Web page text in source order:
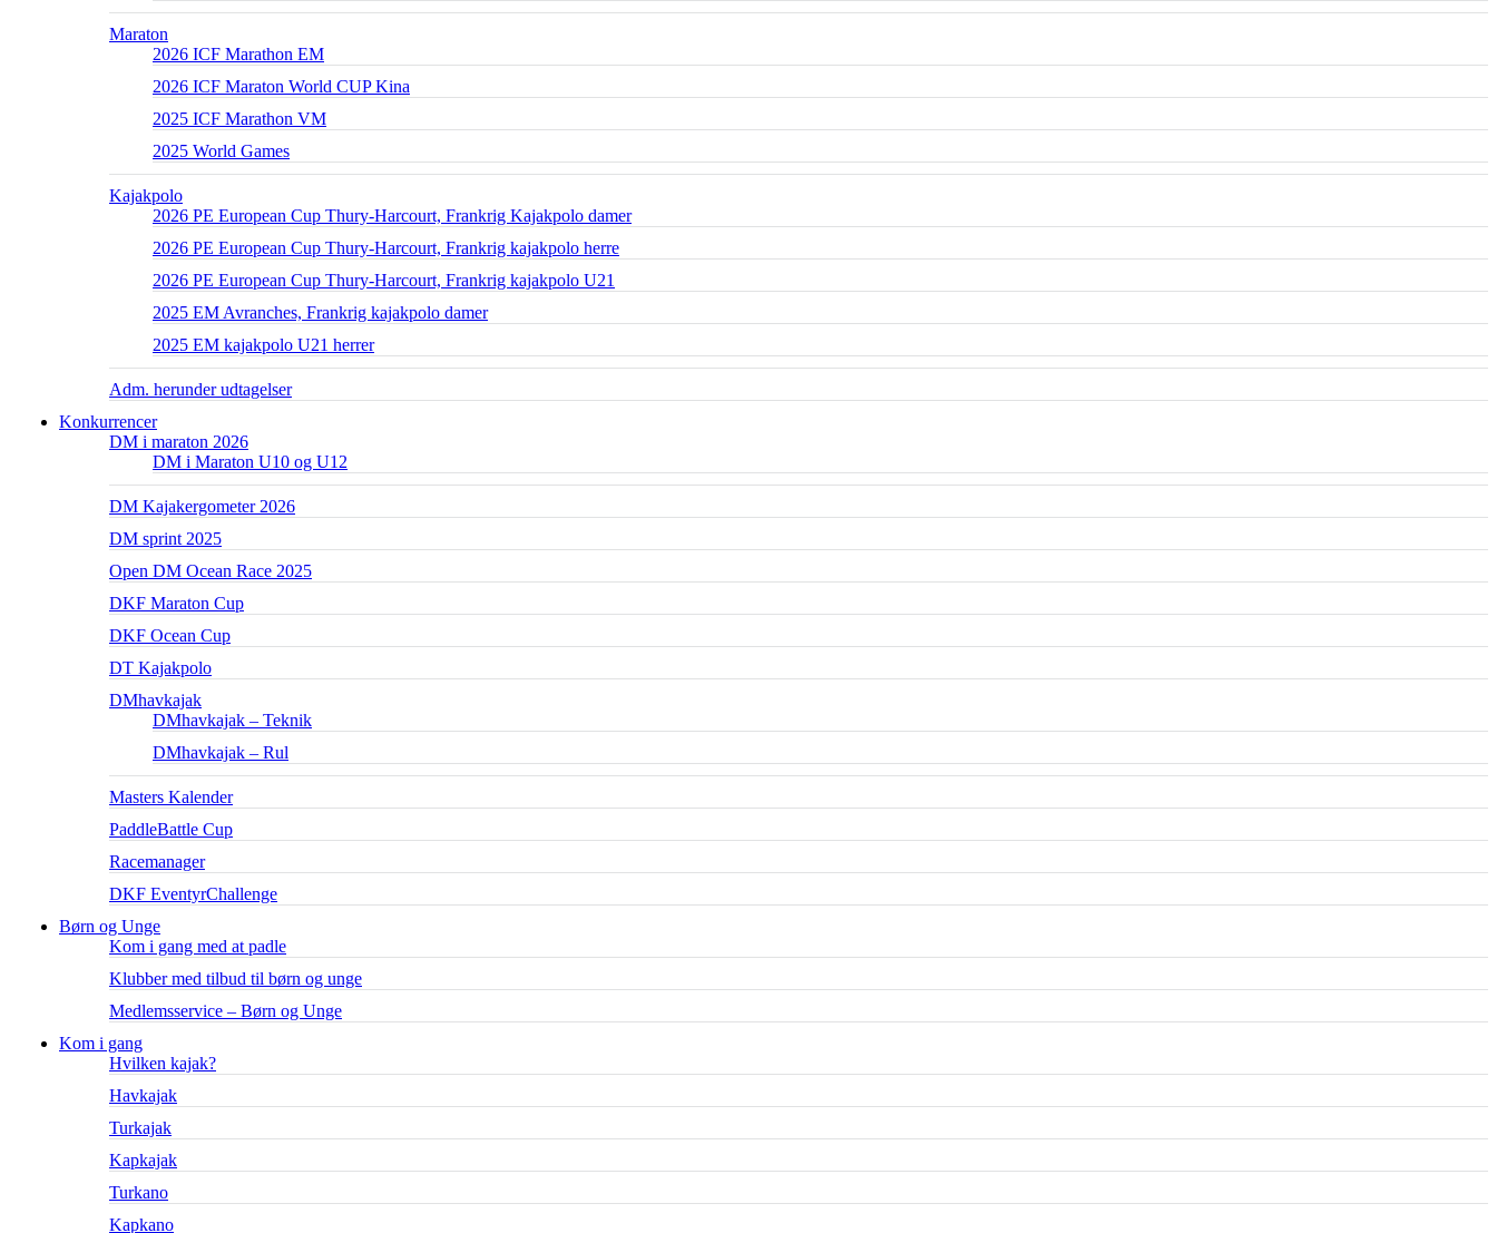
Maraton
2026 ICF Marathon EM
2026 ICF Maraton World CUP Kina
2025 ICF Marathon VM
2025 World Games
Kajakpolo
2026 PE European Cup Thury-Harcourt, Frankrig Kajakpolo damer
2026 PE European Cup Thury-Harcourt, Frankrig kajakpolo herre
2026 PE European Cup Thury-Harcourt, Frankrig kajakpolo U21
2025 EM Avranches, Frankrig kajakpolo damer
2025 EM kajakpolo U21 herrer
Adm. herunder udtagelser
Konkurrencer
DM i maraton 2026
DM i Maraton U10 og U12
DM Kajakergometer 2026
DM sprint 2025
Open DM Ocean Race 2025
DKF Maraton Cup
DKF Ocean Cup
DT Kajakpolo
DMhavkajak
DMhavkajak – Teknik
DMhavkajak – Rul
Masters Kalender
PaddleBattle Cup
Racemanager
DKF EventyrChallenge
Børn og Unge
Kom i gang med at padle
Klubber med tilbud til børn og unge
Medlemsservice – Børn og Unge
Kom i gang
Hvilken kajak?
Havkajak
Turkajak
Kapkajak
Turkano
Kapkano